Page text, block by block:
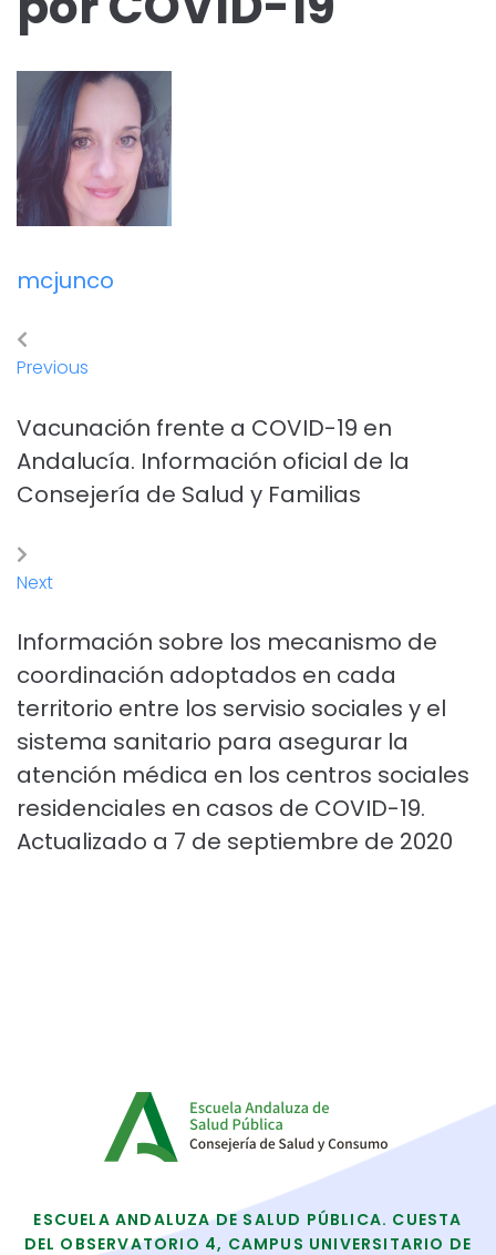
mcjunco
Previous
Vacunación frente a COVID-19 en
Andalucía. Información oficial de la
Consejería de Salud y Familias
Next
Información sobre los mecanismo de
coordinación adoptados en cada
territorio entre los servisio sociales y el
sistema sanitario para asegurar la
atención médica en los centros sociales
residenciales en casos de COVID-19.
Actualizado a 7 de septiembre de 2020
ESCUELA ANDALUZA DE SALUD PÚBLICA. CUESTA
DEL OBSERVATORIO 4, CAMPUS UNIVERSITARIO DE